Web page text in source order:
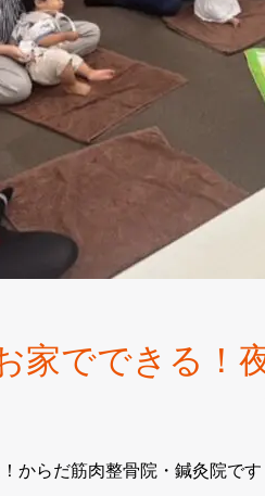
家でできる！
からだ筋肉整骨院・鍼灸院です